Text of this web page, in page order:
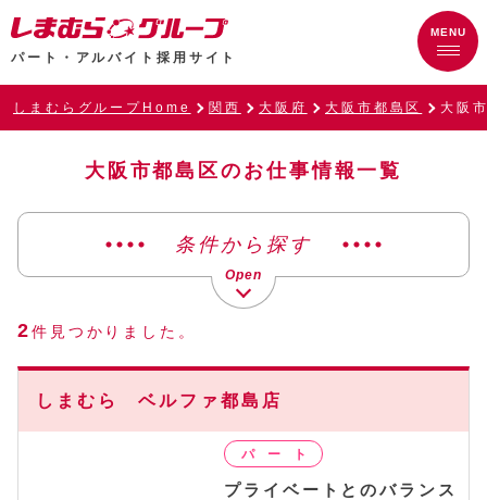
パート・アルバイト採用サイト
しまむらグループHome 関西 大阪府 大阪市都島区 大阪
大阪市都島区のお仕事情報一覧
条件から探す
2件見つかりました。
しまむら ベルファ都島店
プライベートとのバランス